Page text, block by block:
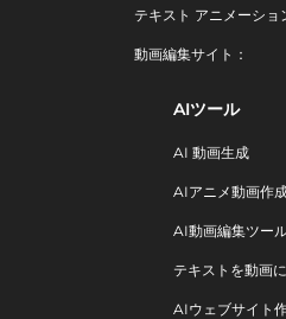
テキスト アニメーショ
動画編集サイト：
AIツール
AI 動画生成
AIアニメ動画作
AI動画編集ツー
テキストを動画
AIウェブサイト作